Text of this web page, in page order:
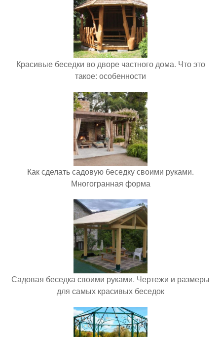
Красивые беседки во дворе частного дома. Что это
такое: особенности
Как сделать садовую беседку своими руками.
Многогранная форма
Садовая беседка своими руками. Чертежи и размеры
для самых красивых беседок